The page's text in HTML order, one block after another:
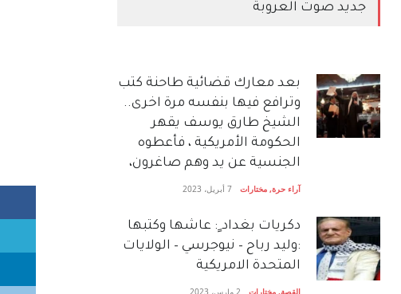
جديد صوت العروبة
بعد معارك قضائية طاحنة كتب
وترافع فيها بنفسه مرة اخرى..
الشيخ طارق يوسف يقهر
الحكومة الأمريكية ، فأعطوه
الجنسية عن يد وهم صاغرون،
آراء حرة, مختارات 7 أبريل، 2023
دكريات بغداد ٍ: عاشها وكتبها
:وليد رباح – نيوجرسي – الولايات
المتحدة الامريكية
القصة, مختارات 2 مارس، 2023